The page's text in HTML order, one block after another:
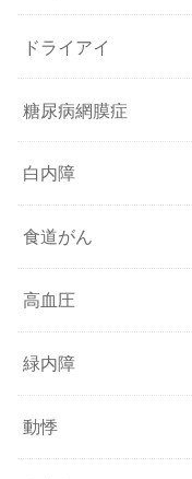
ドライアイ
糖尿病網膜症
白内障
食道がん
高血圧
緑内障
動悸